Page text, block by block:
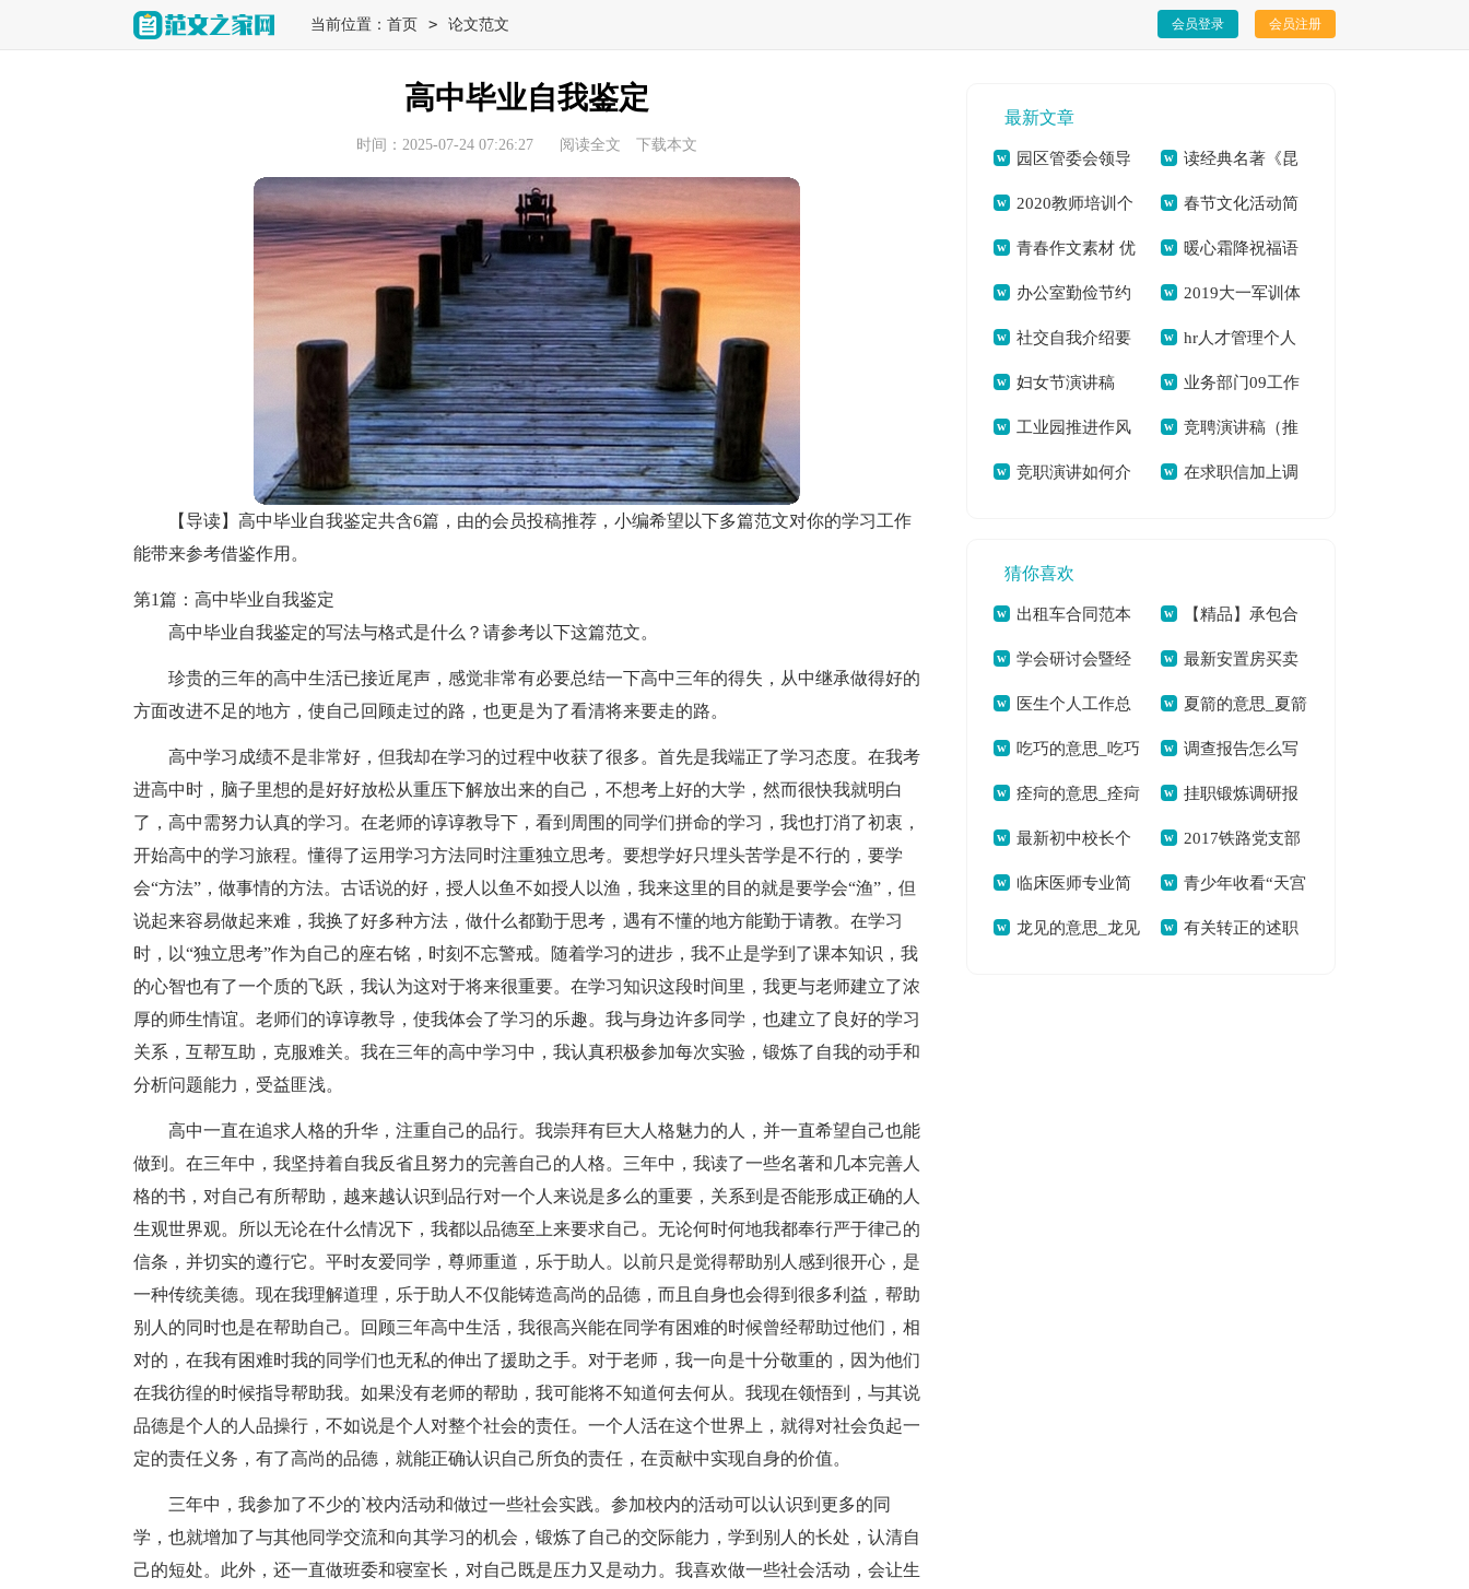
当前位置： 首页 > 论文范文 会员登录 会员注册
高中毕业自我鉴定
时间：2025-07-24 07:26:27 阅读全文 下载本文
【导读】高中毕业自我鉴定共含6篇，由的会员投稿推荐，小编希望以下多篇范文对你的学习工作
能带来参考借鉴作用。
第1篇：高中毕业自我鉴定
高中毕业自我鉴定的写法与格式是什么？请参考以下这篇范文。
珍贵的三年的高中生活已接近尾声，感觉非常有必要总结一下高中三年的得失，从中继承做得好的
方面改进不足的地方，使自己回顾走过的路，也更是为了看清将来要走的路。
高中学习成绩不是非常好，但我却在学习的过程中收获了很多。首先是我端正了学习态度。在我考
进高中时，脑子里想的是好好放松从重压下解放出来的自己，不想考上好的大学，然而很快我就明白
了，高中需努力认真的学习。在老师的谆谆教导下，看到周围的同学们拼命的学习，我也打消了初衷，
开始高中的学习旅程。懂得了运用学习方法同时注重独立思考。要想学好只埋头苦学是不行的，要学
会“方法”，做事情的方法。古话说的好，授人以鱼不如授人以渔，我来这里的目的就是要学会“渔”，但
说起来容易做起来难，我换了好多种方法，做什么都勤于思考，遇有不懂的地方能勤于请教。在学习
时，以“独立思考”作为自己的座右铭，时刻不忘警戒。随着学习的进步，我不止是学到了课本知识，我
的心智也有了一个质的飞跃，我认为这对于将来很重要。在学习知识这段时间里，我更与老师建立了浓
厚的师生情谊。老师们的谆谆教导，使我体会了学习的乐趣。我与身边许多同学，也建立了良好的学习
关系，互帮互助，克服难关。我在三年的高中学习中，我认真积极参加每次实验，锻炼了自我的动手和
分析问题能力，受益匪浅。
高中一直在追求人格的升华，注重自己的品行。我崇拜有巨大人格魅力的人，并一直希望自己也能
做到。在三年中，我坚持着自我反省且努力的完善自己的人格。三年中，我读了一些名著和几本完善人
格的书，对自己有所帮助，越来越认识到品行对一个人来说是多么的重要，关系到是否能形成正确的人
生观世界观。所以无论在什么情况下，我都以品德至上来要求自己。无论何时何地我都奉行严于律己的
信条，并切实的遵行它。平时友爱同学，尊师重道，乐于助人。以前只是觉得帮助别人感到很开心，是
一种传统美德。现在我理解道理，乐于助人不仅能铸造高尚的品德，而且自身也会得到很多利益，帮助
别人的同时也是在帮助自己。回顾三年高中生活，我很高兴能在同学有困难的时候曾经帮助过他们，相
对的，在我有困难时我的同学们也无私的伸出了援助之手。对于老师，我一向是十分敬重的，因为他们
在我彷徨的时候指导帮助我。如果没有老师的帮助，我可能将不知道何去何从。我现在领悟到，与其说
品德是个人的人品操行，不如说是个人对整个社会的责任。一个人活在这个世界上，就得对社会负起一
定的责任义务，有了高尚的品德，就能正确认识自己所负的责任，在贡献中实现自身的价值。
三年中，我参加了不少的`校内活动和做过一些社会实践。参加校内的活动可以认识到更多的同
学，也就增加了与其他同学交流和向其学习的机会，锻炼了自己的交际能力，学到别人的长处，认清自
己的短处。此外，还一直做班委和寝室长，对自己既是压力又是动力。我喜欢做一些社会活动，会让生
最新文章
园区管委会领导
干部述职述廉报告
[本文共1973字]
读经典名著《昆
虫记》心得体会[本
文共3354字]
2020教师培训个
人心得体会多篇[本
文共7349字]
春节文化活动简
报[本文共346字]
青春作文素材 优
选10篇[本文共
10516字]
暖心霜降祝福语
（共2篇）[本文共
7878字]
办公室勤俭节约
倡议书[本文共1983
字]
2019大一军训体
会发言稿[本文共
4018字]
社交自我介绍要
注意什么？[本文共
5473字]
hr人才管理个人
年终工作总结[本文
共1934字]
妇女节演讲稿
2021[本文共5246字]
业务部门09工作
计划[本文共9439字]
工业园推进作风
突出问题集中整治专
1295字]
竞聘演讲稿（推
荐8篇）[本文共7511
竞职演讲如何介
6885字]
在求职信加上调
猜你喜欢
出租车合同范本
[本文共383字]
【精品】承包合
同汇总八篇[本文共
12680字]
学会研讨会暨经
验交流会领导致辞
[本文共1486字]
最新安置房买卖
合同[本文共9297字]
医生个人工作总
结(12篇)[本文共
13584字]
夏箭的意思_夏箭
的拼音[本文共70字]
吃巧的意思_吃巧
的拼音[本文共64字]
调查报告怎么写
[本文共1166字]
痊疴的意思_痊疴
的拼音[本文共85字]
挂职锻炼调研报
告(精选多篇)[本文共
12244字]
最新初中校长个
人述职报告[本文共
8644字]
2017铁路党支部
书记述职报告参考
[本文共5852字]
临床医师专业简
历自我评价[本文共
青少年收看“天宫
课堂”第二课观后感
龙见的意思_龙见 有关转正的述职